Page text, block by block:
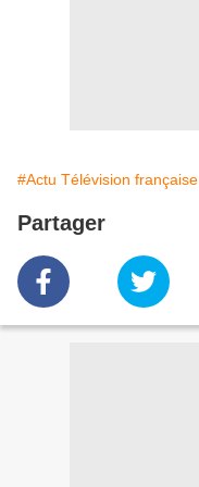
#Actu Télévision française
Partager